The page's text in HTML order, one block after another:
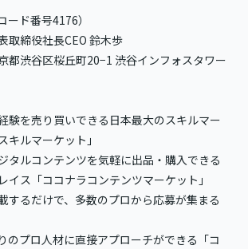
ード番号4176）
役社長CEO 鈴木歩
谷区桜丘町20−1 渋谷インフォスタワー
験を売り買いできる日本最大のスキルマー
キルマーケット」
タルコンテンツを気軽に出品・購入できる
イス「ココナラコンテンツマーケット」
するだけで、多数のプロから応募が集まる
のプロ人材に直接アプローチができる「コ